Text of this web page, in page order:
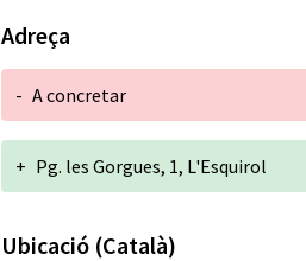
Adreça
- A concretar
+ Pg. les Gorgues, 1, L'Esquirol
Ubicació (Català)